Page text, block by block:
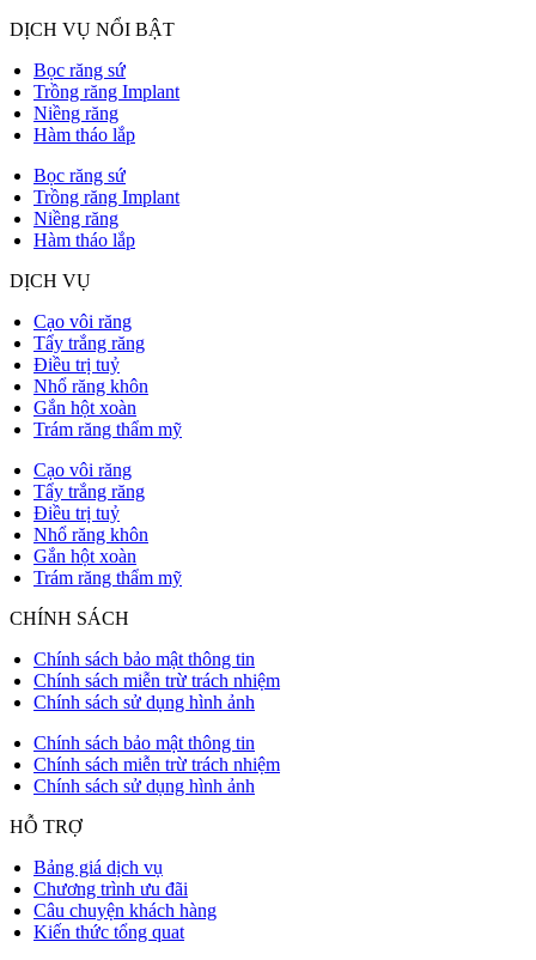
DỊCH VỤ NỔI BẬT
Bọc răng sứ
Trồng răng Implant
Niềng răng
Hàm tháo lắp
Bọc răng sứ
Trồng răng Implant
Niềng răng
Hàm tháo lắp
DỊCH VỤ
Cạo vôi răng
Tẩy trắng răng
Điều trị tuỷ
Nhổ răng khôn
Gắn hột xoàn
Trám răng thẩm mỹ
Cạo vôi răng
Tẩy trắng răng
Điều trị tuỷ
Nhổ răng khôn
Gắn hột xoàn
Trám răng thẩm mỹ
CHÍNH SÁCH
Chính sách bảo mật thông tin
Chính sách miễn trừ trách nhiệm
Chính sách sử dụng hình ảnh
Chính sách bảo mật thông tin
Chính sách miễn trừ trách nhiệm
Chính sách sử dụng hình ảnh
HỖ TRỢ
Bảng giá dịch vụ
Chương trình ưu đãi
Câu chuyện khách hàng
Kiến thức tổng quat